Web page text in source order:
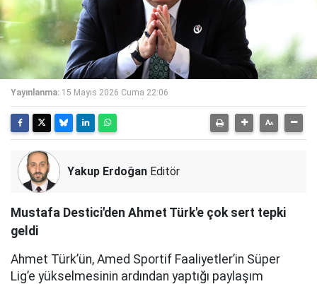
Yayınlanma: 15 Mayıs 2026 Cuma 22:06
Yakup Erdoğan Editör
Mustafa Destici'den Ahmet Türk'e çok sert tepki
geldi
Ahmet Türk’ün, Amed Sportif Faaliyetler’in Süper
Lig’e yükselmesinin ardından yaptığı paylaşım